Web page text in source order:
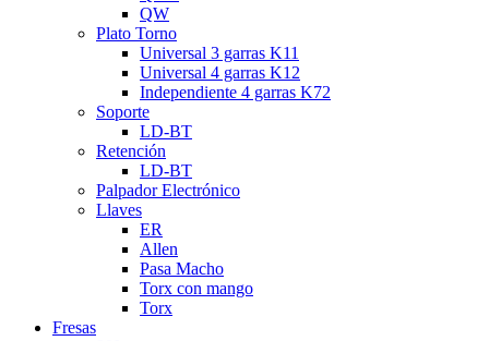
QW
Plato Torno
Universal 3 garras K11
Universal 4 garras K12
Independiente 4 garras K72
Soporte
LD-BT
Retención
LD-BT
Palpador Electrónico
Llaves
ER
Allen
Pasa Macho
Torx con mango
Torx
Fresas